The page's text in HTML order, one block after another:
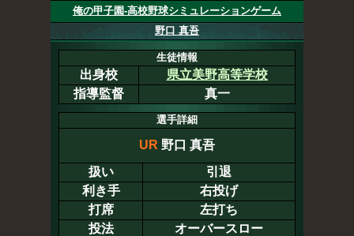
俺の甲子園-高校野球シミュレーションゲーム
野口 真吾
生徒情報
出身校
県立美野高等学校
指導監督
真一
選手詳細
UR 野口 真吾
扱い
引退
利き手
右投げ
打席
左打ち
投法
オーバースロー